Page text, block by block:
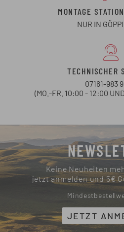
MONTAGE
NUR IN
TECHNISCHER
07161-983
(MO.-FR. 10:00 - 12:00
Keine Neuheiten
jetzt anmelden und 5€
JETZT